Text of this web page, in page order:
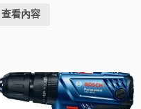
查看內容